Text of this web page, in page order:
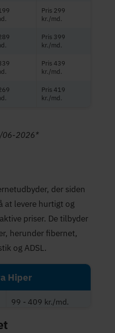
Pris 299
kr./md.
Pris 399
kr./md.
Pris 439
kr./md.
Pris 419
kr./md.
06-2026*
der siden
at levere hurtigt og
priser. De tilbyder
herunder fibernet,
og ADSL.
Hiper
99 - 409 kr./md.